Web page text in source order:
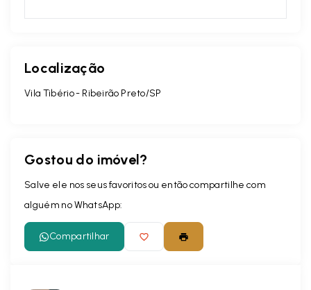
Localização
Vila Tibério - Ribeirão Preto/SP
Gostou do imóvel?
Salve ele nos seus favoritos ou então compartilhe com
alguém no WhatsApp:
Compartilhar